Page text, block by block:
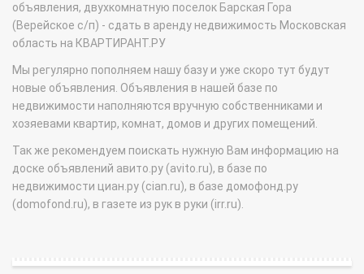
объявления, двухкомнатную поселок Барская Гора
(Верейское с/п) - сдать в аренду недвижимость Московская
область на КВАРТИРАНТ.РУ
Мы регулярно пополняем нашу базу и уже скоро тут будут
новые объявления. Объявления в нашей базе по
недвижимости наполняются вручную собственниками и
хозяевами квартир, комнат, домов и других помещений.
Так же рекомендуем поискать нужную Вам информацию на
доске объявлений авито.ру (avito.ru), в базе по
недвижимости циан.ру (cian.ru), в базе домофонд.ру
(domofond.ru), в газете из рук в руки (irr.ru).